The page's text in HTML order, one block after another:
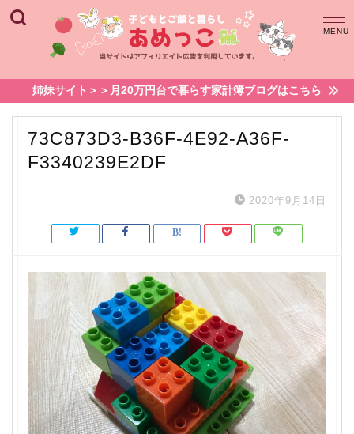
姉妹サイト＞＞月20万円台で暮らす家計簿ブログはこちら
73C873D3-B36F-4E92-A36F-
F3340239E2DF
2020年9月14日